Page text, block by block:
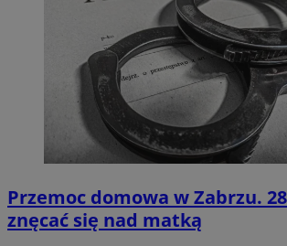
Przemoc domowa w Zabrzu.
znęcać się nad matką